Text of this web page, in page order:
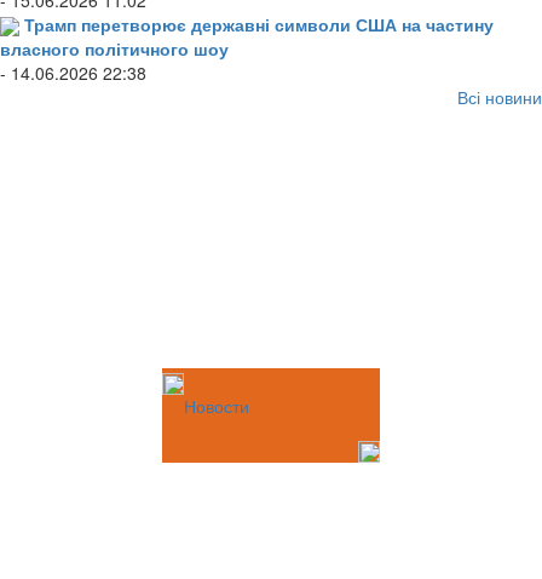
Трамп перетворює державні символи США на частину
власного політичного шоу
- 14.06.2026 22:38
Всі новини
Новости